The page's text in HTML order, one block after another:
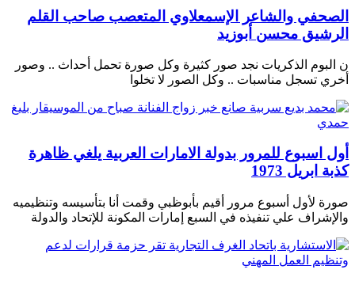
الصحفي والشاعر الإسمعلاوي المتعصب صاحب القلم
الرشيق محسن أبوزيد
ن البوم الذكريات نجد صور كثيرة وكل صورة تحمل أحداث .. وصور
أخري تسجل مناسبات .. وكل الصور لا تخلوا
أول اسبوع للمرور بدولة الامارات العربية يلغي ظاهرة
كذبة ابريل 1973
صورة لأول أسبوع مرور أقيم بأبوظبي وقمت أنا بتأسيسه وتنظيميه
والإشراف علي تنفيذه في السبع إمارات المكونة للإتحاد والدولة